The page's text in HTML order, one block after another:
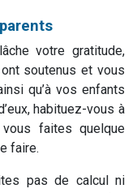
votre gratitude,
soutenus et vous
qu’à vos enfants
habituez-vous à
faites quelque
faire.
pas de calcul ni